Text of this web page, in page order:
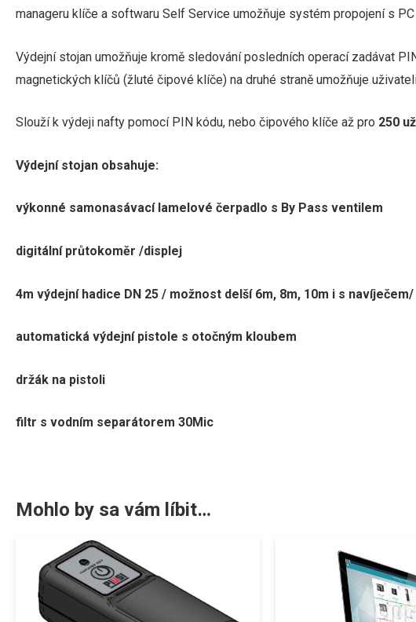
manageru klíče a softwaru Self Service umožňuje systém propojení s
Výdejní stojan umožňuje kromě sledování posledních operací zadávat
magnetických klíčů (žluté čipové klíče) na druhé straně umožňuje
Slouží k výdeji nafty pomocí PIN kódu, nebo čipového klíče až pro 250
Výdejní stojan obsahuje:
výkonné samonasávací lamelové čerpadlo s By Pass ventilem
digitální průtokoměr /displej
4m výdejní hadice DN 25 / možnost delší 6m, 8m, 10m i s navíječem/
automatická výdejní pistole s otočným kloubem
držák na pistoli
filtr s vodním separátorem 30Mic
Mohlo by sa vám líbit…